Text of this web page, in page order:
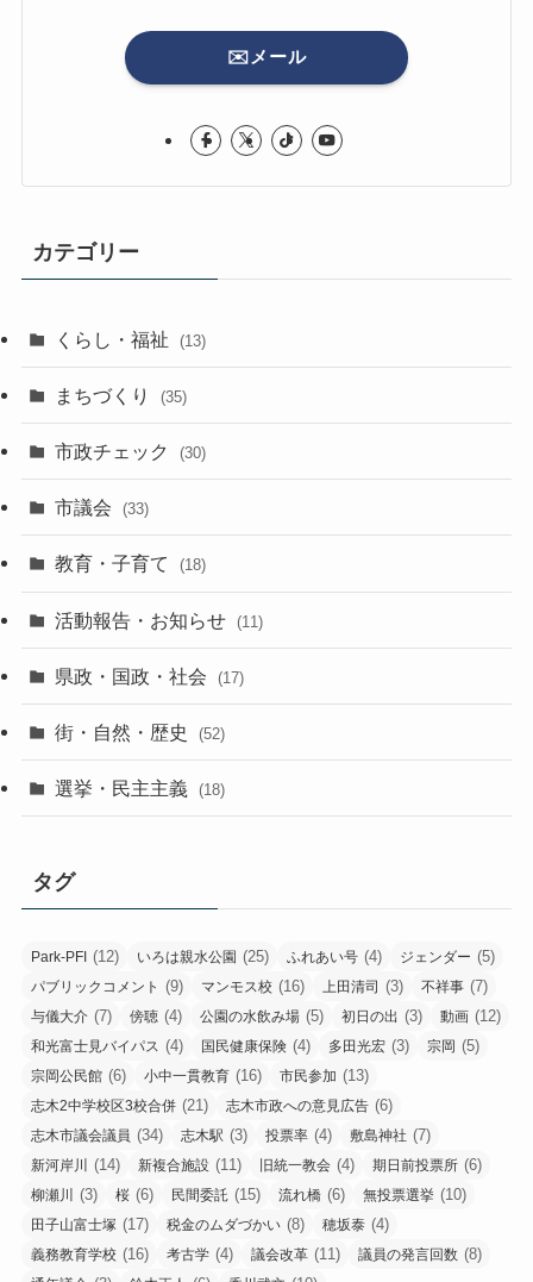
✉️メール
カテゴリー
くらし・福祉 (13)
まちづくり (35)
市政チェック (30)
市議会 (33)
教育・子育て (18)
活動報告・お知らせ (11)
県政・国政・社会 (17)
街・自然・歴史 (52)
選挙・民主主義 (18)
タグ
Park-PFI (12) いろは親水公園 (25) ふれあい号 (4) ジェンダー (5)
パブリックコメント (9) マンモス校 (16) 上田清司 (3) 不祥事 (7)
与儀大介 (7) 傍聴 (4) 公園の水飲み場 (5) 初日の出 (3) 動画 (12)
和光富士見バイパス (4) 国民健康保険 (4) 多田光宏 (3) 宗岡 (5)
宗岡公民館 (6) 小中一貫教育 (16) 市民参加 (13)
志木2中学校区3校合併 (21) 志木市政への意見広告 (6)
志木市議会議員 (34) 志木駅 (3) 投票率 (4) 敷島神社 (7)
新河岸川 (14) 新複合施設 (11) 旧統一教会 (4) 期日前投票所 (6)
柳瀬川 (3) 桜 (6) 民間委託 (15) 流れ橋 (6) 無投票選挙 (10)
田子山富士塚 (17) 税金のムダづかい (8) 穂坂泰 (4)
義務教育学校 (16) 考古学 (4) 議会改革 (11) 議員の発言回数 (8)